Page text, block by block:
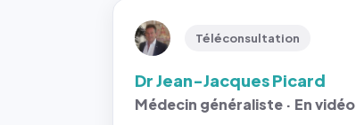
Téléconsultation
Dr Jean-Jacques Picard
Médecin généraliste · En vidéo